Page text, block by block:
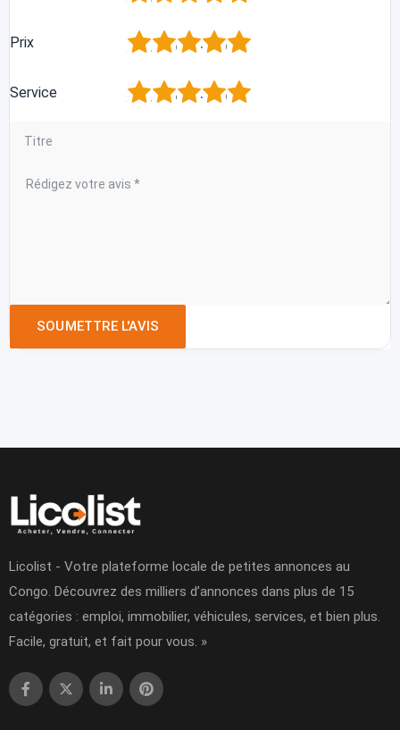
Prix 5
4
3
2
Service 5
4
3
2
Licolist - Votre plateforme locale de petites annonces au
Congo. Découvrez des milliers d’annonces dans plus de 15
catégories : emploi, immobilier, véhicules, services, et bien plus.
Facile, gratuit, et fait pour vous. »